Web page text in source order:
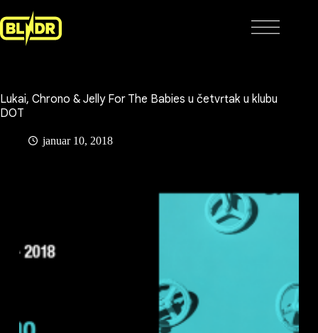
to
content
Lukai, Chrono & Jelly For The Babies u četvrtak u klubu
DOT
januar 10, 2018